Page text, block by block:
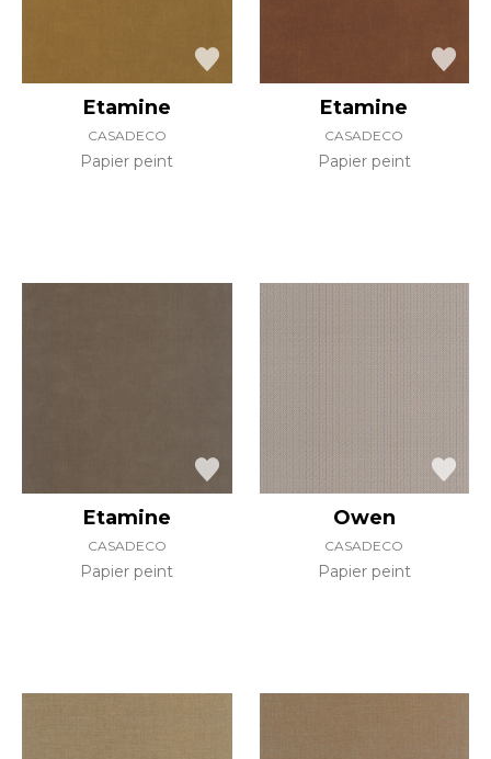
Etamine
CASADECO
Papier peint
Etamine
CASADECO
Papier peint
Etamine
CASADECO
Papier peint
Owen
CASADECO
Papier peint